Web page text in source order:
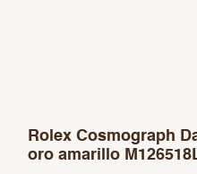
Rolex Cosmograph
oro amarillo